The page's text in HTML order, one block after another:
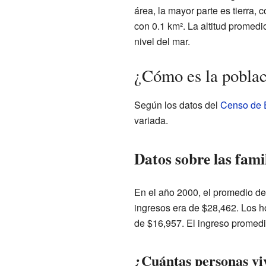
área, la mayor parte es tierra,
con 0.1 km². La altitud
nivel del mar.
¿Cómo es la
Según los datos del Censo de
variada.
Datos sobre las
En el año 2000, el promedio
ingresos era de $28,462. Los
de $16,957. El ingreso
¿Cuántas personas